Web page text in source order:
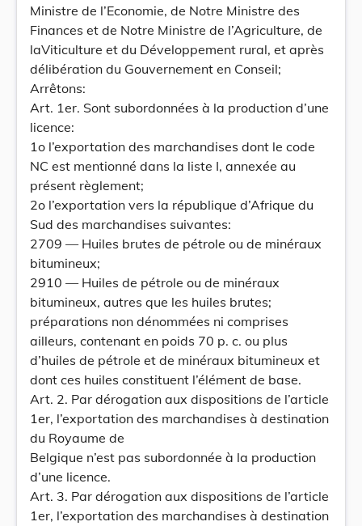
Ministre de l’Economie, de Notre Ministre des
Finances et de Notre Ministre de l’Agriculture, de
laViticulture et du Développement rural, et après
délibération du Gouvernement en Conseil;
Arrêtons:
Art. 1er. Sont subordonnées à la production d’une
licence:
1o l’exportation des marchandises dont le code
NC est mentionné dans la liste I, annexée au
présent règlement;
2o l’exportation vers la république d’Afrique du
Sud des marchandises suivantes:
2709 — Huiles brutes de pétrole ou de minéraux
bitumineux;
2910 — Huiles de pétrole ou de minéraux
bitumineux, autres que les huiles brutes;
préparations non dénommées ni comprises
ailleurs, contenant en poids 70 p. c. ou plus
d’huiles de pétrole et de minéraux bitumineux et
dont ces huiles constituent l’élément de base.
Art. 2. Par dérogation aux dispositions de l’article
1er, l’exportation des marchandises à destination
du Royaume de
Belgique n’est pas subordonnée à la production
d’une licence.
Art. 3. Par dérogation aux dispositions de l’article
1er, l’exportation des marchandises à destination